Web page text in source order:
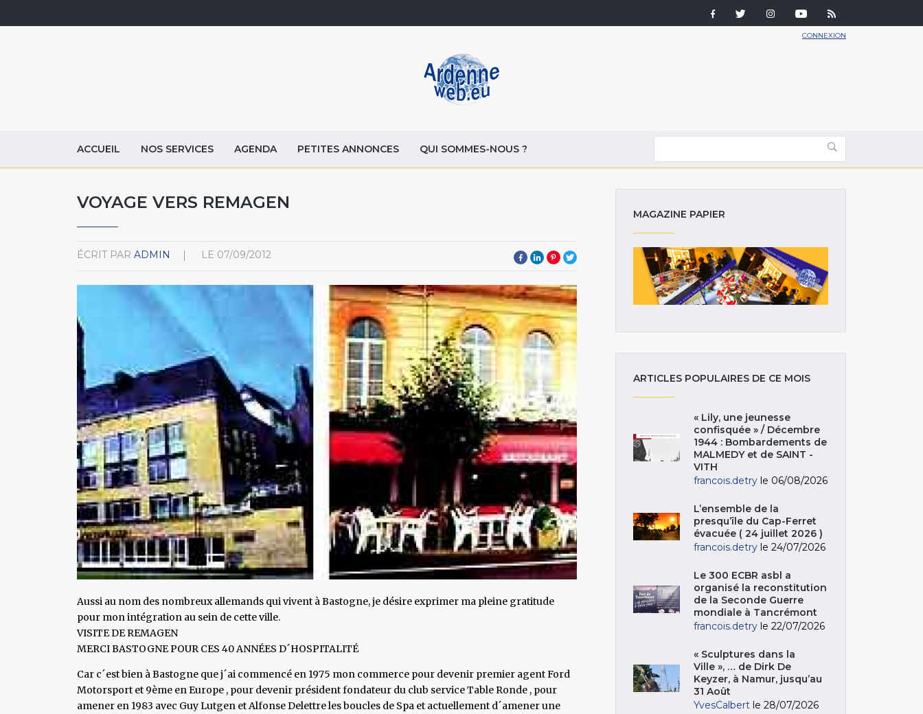
CONNEXION
ACCUEIL NOS SERVICES AGENDA PETITES ANNONCES QUI SOMMES-NOUS ?
VOYAGE VERS REMAGEN
ÉCRIT PAR ADMIN LE 07/09/2012
Aussi au nom des nombreux allemands qui vivent à Bastogne, je désire exprimer ma pleine gratitude
pour mon intégration au sein de cette ville.
VISITE DE REMAGEN
MERCI BASTOGNE POUR CES 40 ANNÉES D´HOSPITALITÉ
Car c´est bien à Bastogne que j´ai commencé en 1975 mon commerce pour devenir premier agent Ford
Motorsport et 9ème en Europe , pour devenir président fondateur du club service Table Ronde , pour
amener en 1983 avec Guy Lutgen et Alfonse Delettre les boucles de Spa et actuellement d´amener une
MAGAZINE PAPIER
ARTICLES POPULAIRES DE CE MOIS
« Lily, une jeunesse
confisquée » / Décembre
1944 : Bombardements de
MALMEDY et de SAINT -
VITH
francois.detry le 06/08/2026
L’ensemble de la
presqu’île du Cap-Ferret
évacuée ( 24 juillet 2026 )
francois.detry le 24/07/2026
Le 300 ECBR asbl a
organisé la reconstitution
de la Seconde Guerre
mondiale à Tancrémont
francois.detry le 22/07/2026
« Sculptures dans la
Ville », … de Dirk De
Keyzer, à Namur, jusqu’au
31 Août
YvesCalbert le 28/07/2026